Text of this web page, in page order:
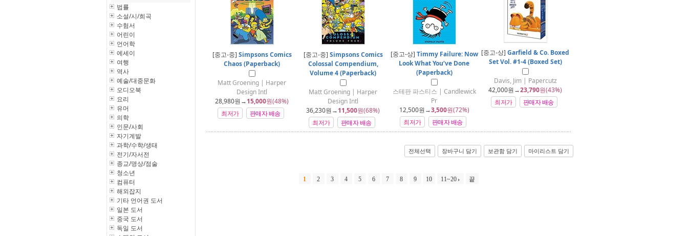
법률
소설/시/희곡
수험서
어린이
언어학
에세이
여행
역사
예술/대중문화
오디오북
요리
유머
의학
인문/사회
자기계발
과학/수학/생태
전기/자서전
종교/명상/점술
청소년
컴퓨터
해외잡지
기타 언어권 도서
일본 도서
중국 도서
독일 도서
[중고-중] Simpsons Comics
Chaos (Paperback)
Matt Groening | Harper
Design Intl
28,980원→15,000원(48%)
최저가
판매자 배송
[중고-중] Simpsons Comics
Colossal Compendium,
Volume 4 (Paperback)
Matt Groening | Harper
Design Intl
36,230원→11,500원(68%)
최저가
판매자 배송
[중고-상] Timmy Failure: Now
Look What You‘ve Done
(Paperback)
스테판 파스티스 | Candlewick
Pr
12,500원→3,500원(72%)
최저가
판매자 배송
[중고-상] Garfield & Co. Boxed
Set Vol. #1-4 (Boxed Set)
Davis, Jim | Papercutz
42,000원→23,790원(43%)
최저가
판매자 배송
전체선택 장바구니 담기 보관함 담기 마이리스트 담기
1 2 3 4 5 6 7 8 9 10 11~20 끝